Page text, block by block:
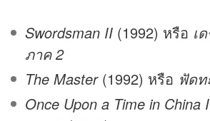
Swordsman II (1992) หรือ เ
ภาค 2
The Master(1992) หรือ ฟัดท
Once Upon a Time in China